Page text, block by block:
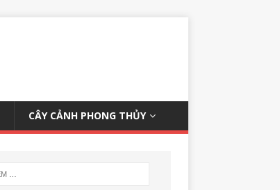
CÂY CẢNH PHONG THỦY